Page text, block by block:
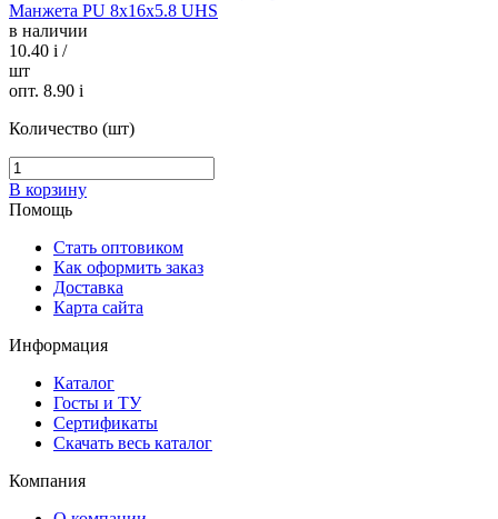
Манжета PU 8х16х5.8 UHS
в наличии
10.40 i /
шт
опт. 8.90 i
Количество (шт)
В корзину
Помощь
Стать оптовиком
Как оформить заказ
Доставка
Карта сайта
Информация
Каталог
Госты и ТУ
Сертификаты
Скачать весь каталог
Компания